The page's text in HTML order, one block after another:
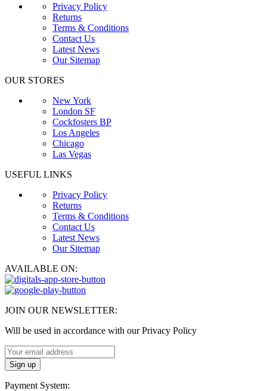
Privacy Policy
Returns
Terms & Conditions
Contact Us
Latest News
Our Sitemap
OUR STORES
New York
London SF
Cockfosters BP
Los Angeles
Chicago
Las Vegas
USEFUL LINKS
Privacy Policy
Returns
Terms & Conditions
Contact Us
Latest News
Our Sitemap
AVAILABLE ON:
JOIN OUR NEWSLETTER:
Will be used in accordance with our Privacy Policy
Payment System: